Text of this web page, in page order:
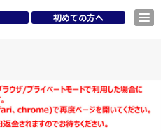
初めての方へ